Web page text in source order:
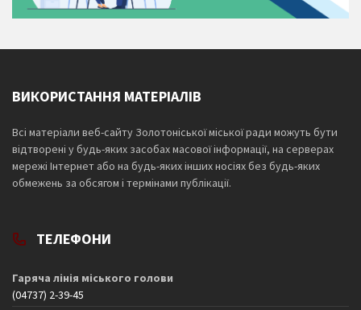
ВИКОРИСТАННЯ МАТЕРІАЛІВ
Всі матеріали веб-сайту Золотоніської міської ради можуть бути
відтворені у будь-яких засобах масової інформації, на серверах
мережі Інтернет або на будь-яких інших носіях без будь-яких
обмежень за обсягом і термінами публікації.
ТЕЛЕФОНИ
Гаряча лінія міського голови
(04737) 2-39-45